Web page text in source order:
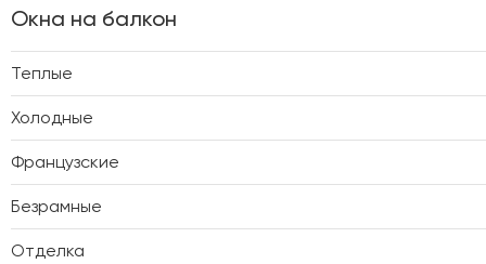
Окна на балкон
Теплые
Холодные
Французские
Безрамные
Отделка